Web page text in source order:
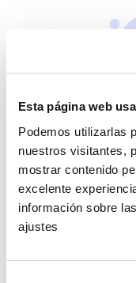
Esta página web
Podemos utilizarlas
nuestros visitantes,
mostrar contenido
excelente
información sobre
ajustes